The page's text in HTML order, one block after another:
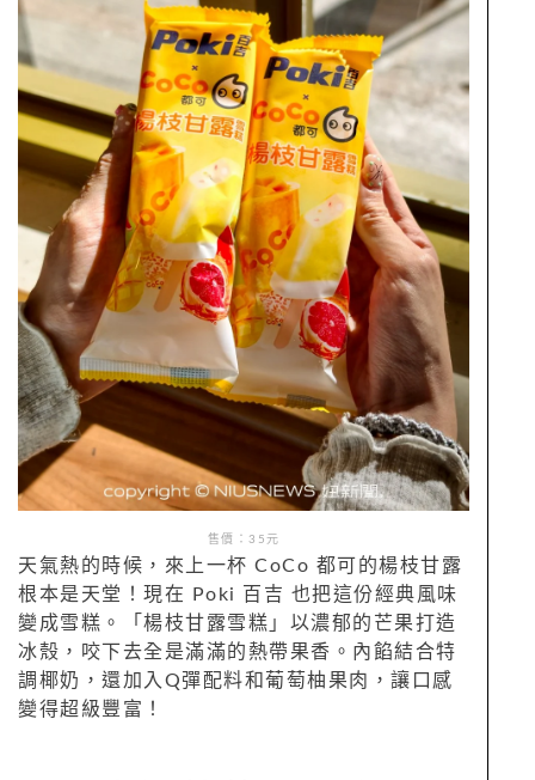
售價：35元
天氣熱的時候，來上一杯 CoCo 都可的楊枝甘露
根本是天堂！現在 Poki 百吉 也把這份經典風味
變成雪糕。「楊枝甘露雪糕」以濃郁的芒果打造
冰殼，咬下去全是滿滿的熱帶果香。內餡結合特
調椰奶，還加入Q彈配料和葡萄柚果肉，讓口感
變得超級豐富！